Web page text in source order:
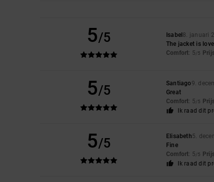
5/5 Isabel 8. januari
The jacket is
Comfort: 5/5
5/5 Santiago9.
Great
Comfort: 5/5
Ik raad dit
5/5 Elisabeth5.
Fine
Comfort: 5/5
Ik raad dit